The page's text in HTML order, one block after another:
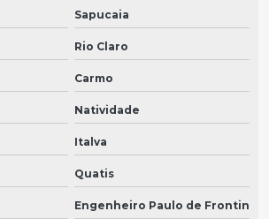
Sapucaia
Rio Claro
Carmo
Natividade
Italva
Quatis
Engenheiro Paulo de Frontin